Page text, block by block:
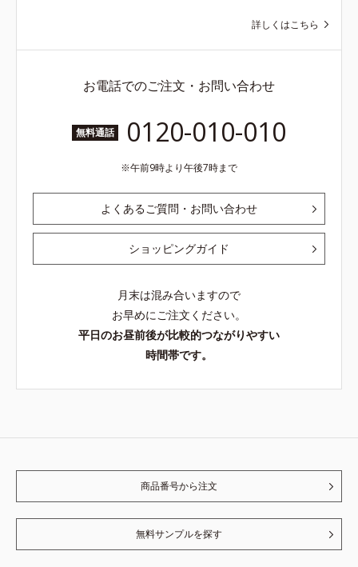
詳しくはこちら
お電話でのご注文・お問い合わせ
無料通話 0120-010-010
午前9時より午後7時まで
よくあるご質問・お問い合わせ
ショッピングガイド
月末は混み合いますので
お早めにご注文ください。
平日のお昼前後が比較的つながりやすい
時間帯です。
商品番号から注文
無料サンプルを探す